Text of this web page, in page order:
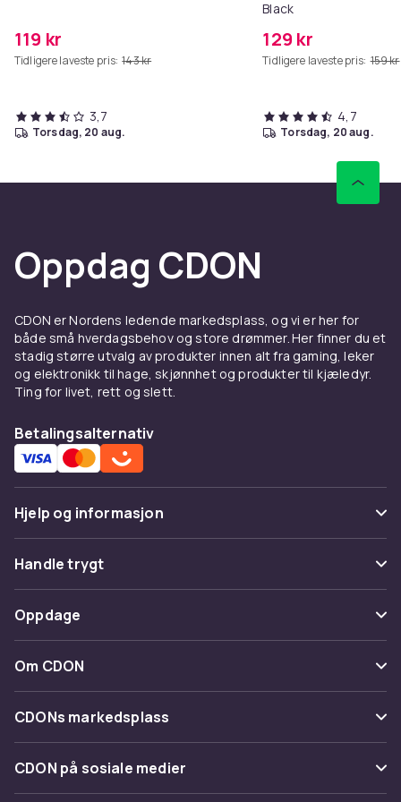
Nedis® SmartLife-appen. Konfigurer automatiseringer
som å slå på smartlys når røyk oppdages, utløse
brukere for rask respons.
Artikkel nr.
119 kr
Tidligere laveste pris: 143 kr
3,7
torsdag, 20 aug.
Black
129 kr
Tidligere laveste pris: 159 kr
4,7
torsdag, 20 aug.
Oppdag CDON
CDON er Nordens ledende markedsplass, og vi er her for
både små hverdagsbehov og store drømmer. Her finner du et
stadig større utvalg av produkter innen alt fra gaming, leker
og elektronikk til hage, skjønnhet og produkter til kjæledyr.
Ting for livet, rett og slett.
Betalingsalternativ
Hjelp og informasjon
Vanlige spørsmål
Spor pakke
Angre & returner her
Kontakt oss
Handle trygt
Betaling
Levering
Tilbakekallinger
Oppdage
Kategorier
Varemerker
Om CDON
Om oss
Kundeanmeldelser
Jobbe på CDON
CDONs markedsplass
Merchant Help Center
CDON på sosiale medier